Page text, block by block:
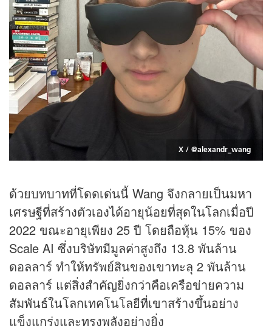
X / @alexandr_wang
ด้วยบทบาทที่โดดเด่นนี้ Wang จึงกลายเป็นมหา
เศรษฐีที่สร้างตัวเองได้อายุน้อยที่สุดในโลกเมื่อปี
2022 ขณะอายุเพียง 25 ปี โดยถือหุ้น 15% ของ
Scale AI ซึ่งบริษัทมีมูลค่าสูงถึง 13.8 พันล้าน
ดอลลาร์ ทำให้ทรัพย์สินของเขาทะลุ 2 พันล้าน
ดอลลาร์ แต่สิ่งสำคัญยิ่งกว่าคือเครือข่ายความ
สัมพันธ์ในโลกเทคโนโลยีที่เขาสร้างขึ้นอย่าง
แข็งแกร่งและทรงพลังอย่างยิ่ง